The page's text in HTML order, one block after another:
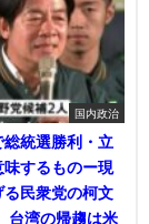
国内政治
統選勝利・立
するものー現
民衆党の柯文
台湾の帰趨は米